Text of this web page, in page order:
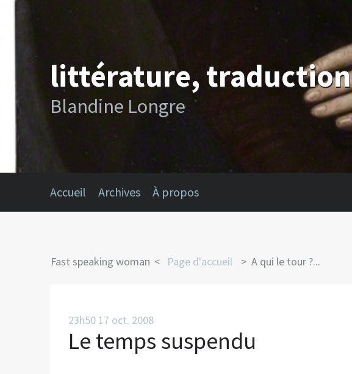
littérature, traduction
Blandine Longre
Accueil Archives À propos
Fast speaking woman Page d'accueil A qui le tour ?...
23h50 17 oct. 2008
Le temps suspendu